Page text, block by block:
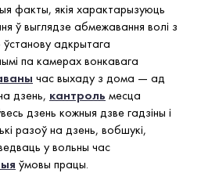
факты, якія характарызуюць
ў выглядзе абмежавання волі з
адкрытага
па камерах вонкавага
час выхаду з дома — ад
дзень, кантроль месца
дзень кожныя дзве гадзіны і
разоў на дзень, вобшукі,
у вольны час
ўмовы працы.